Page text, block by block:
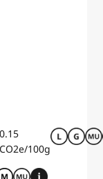
0.15
CO2e/100g